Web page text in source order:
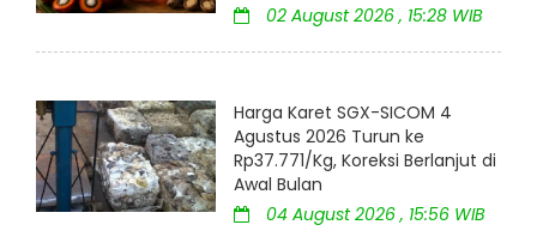
02 August 2026 , 15:28 WIB
Harga Karet SGX-SICOM 4
Agustus 2026 Turun ke
Rp37.771/Kg, Koreksi Berlanjut di
Awal Bulan
04 August 2026 , 15:56 WIB